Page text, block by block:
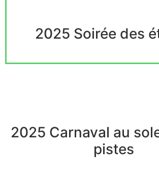
2025 Soirée des
2025 Carnaval au
pistes